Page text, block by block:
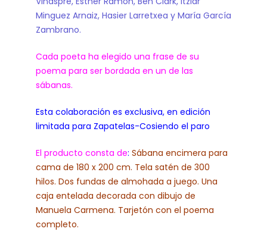
Minguez Arnaiz, Hasier Larretxea y María García
Zambrano.
Cada poeta ha elegido una frase de su
poema para ser bordada en un de las
sábanas.
Esta colaboración es exclusiva, en edición
limitada para Zapatelas-Cosiendo el paro
El producto consta de: Sábana encimera para
cama de 180 x 200 cm. Tela satén de 300
hilos. Dos fundas de almohada a juego. Una
caja entelada decorada con dibujo de
Manuela Carmena. Tarjetón con el poema
completo.